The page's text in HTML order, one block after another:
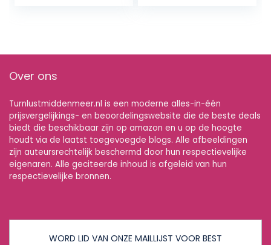
Over ons
Turnlustmiddenmeer.nl is een moderne alles-in-één
prijsvergelijkings- en beoordelingswebsite die de beste deals
biedt die beschikbaar zijn op amazon en u op de hoogte
houdt via de laatst toegevoegde blogs. Alle afbeeldingen
zijn auteursrechtelijk beschermd door hun respectievelijke
eigenaren. Alle geciteerde inhoud is afgeleid van hun
respectievelijke bronnen.
WORD LID VAN ONZE MAILLIJST VOOR BEST